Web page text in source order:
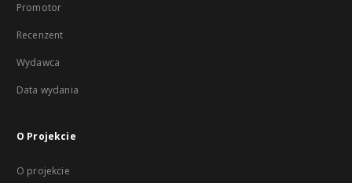
Promotor
Recenzent
Wydawca
Data wydania
O Projekcie
O projekcie